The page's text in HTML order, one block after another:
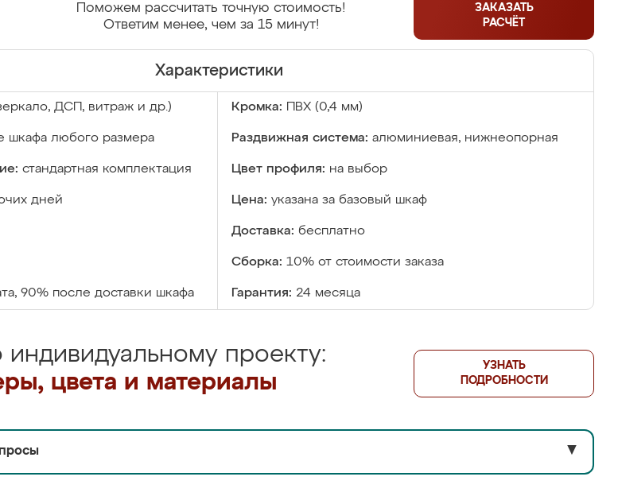
Поможем рассчитать точную стоимость!
Ответим менее, чем за 15 минут!
ЗАКАЗАТЬ
РАСЧЁТ
Характеристики
ДСП, витраж и др.) Кромка: ПВХ (0,4 мм)
шкафа любого размера Раздвижная система: алюминиевая, нижнеопорная
стандартная комплектация Цвет профиля: на выбор
дней Цена: указана за базовый шкаф
Доставка: бесплатно
Сборка: 10% от стоимости заказа
90% после доставки шкафа Гарантия: 24 месяца
индивидуальному проекту:
цвета и материалы
УЗНАТЬ
ПОДРОБНОСТИ
▼